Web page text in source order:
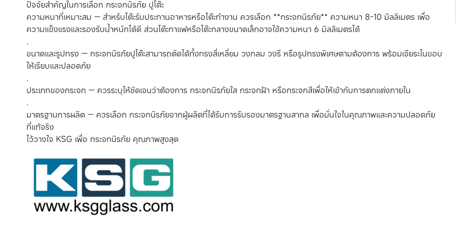
ปัจจัยสำคัญในการเลือก กระจกนิรภัย ปูโต๊ะ
ความหนาที่เหมาะสม — สำหรับโต๊ะรับประทานอาหารหรือโต๊ะทำงาน ควรเลือก **กระจกนิรภัย** ความหนา 8-10 มิลลิเมตร เพื่อ
ความแข็งแรงและรองรับน้ำหนักได้ดี ส่วนโต๊ะกาแฟหรือโต๊ะกลางขนาดเล็กอาจใช้ความหนา 6 มิลลิเมตรได้
.
ขนาดและรูปทรง — กระจกนิรภัยปูโต๊ะสามารถตัดได้ทั้งทรงสี่เหลี่ยม วงกลม วงรี หรือรูปทรงพิเศษตามต้องการ พร้อมเจียระไนขอบ
ให้เรียบและปลอดภัย
.
ประเภทของกระจก — ควรระบุให้ชัดเจนว่าต้องการ กระจกนิรภัยใส กระจกฝ้า หรือกระจกสีเพื่อให้เข้ากับการตกแต่งภายใน
.
มาตรฐานการผลิต — ควรเลือก กระจกนิรภัยจากผู้ผลิตที่ได้รับการรับรองมาตรฐานสากล เพื่อมั่นใจในคุณภาพและความปลอดภัย
ที่แท้จริง
ไว้วางใจ KSG เพื่อ กระจกนิรภัย คุณภาพสูงสุด